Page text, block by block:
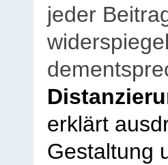
jeder
erklärt
Gestaltung